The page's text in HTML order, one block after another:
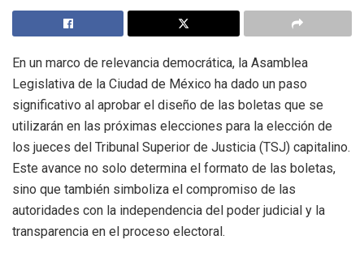
En un marco de relevancia democrática, la Asamblea
Legislativa de la Ciudad de México ha dado un paso
significativo al aprobar el diseño de las boletas que se
utilizarán en las próximas elecciones para la elección de
los jueces del Tribunal Superior de Justicia (TSJ) capitalino.
Este avance no solo determina el formato de las boletas,
sino que también simboliza el compromiso de las
autoridades con la independencia del poder judicial y la
transparencia en el proceso electoral.